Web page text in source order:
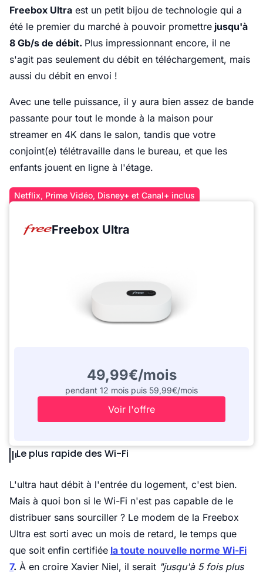
Freebox Ultra est un petit bijou de technologie qui a
été le premier du marché à pouvoir promettre jusqu'à
8 Gb/s de débit. Plus impressionnant encore, il ne
s'agit pas seulement du débit en téléchargement, mais
aussi du débit en envoi !
Avec une telle puissance, il y aura bien assez de bande
passante pour tout le monde à la maison pour
streamer en 4K dans le salon, tandis que votre
conjoint(e) télétravaille dans le bureau, et que les
enfants jouent en ligne à l'étage.
Netflix, Prime Vidéo, Disney+ et Canal+ inclus
Freebox Ultra
49,99€/mois
pendant 12 mois puis 59,99€/mois
Voir l'offre
Le plus rapide des Wi-Fi
L'ultra haut débit à l'entrée du logement, c'est bien.
Mais à quoi bon si le Wi-Fi n'est pas capable de le
distribuer sans sourciller ? Le modem de la Freebox
Ultra est sorti avec un mois de retard, le temps que
que soit enfin certifiée la toute nouvelle norme Wi-Fi
7. À en croire Xavier Niel, il serait "jusqu'à 5 fois plus